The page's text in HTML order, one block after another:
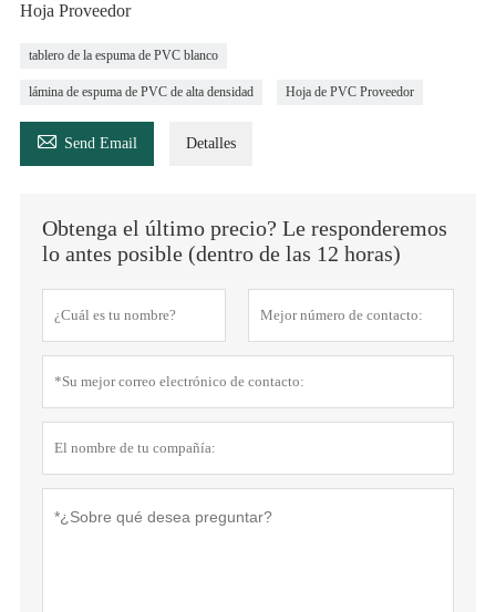
Hoja Proveedor
tablero de la espuma de PVC blanco
lámina de espuma de PVC de alta densidad Hoja de PVC Proveedor
 Send Email Detalles
Obtenga el último precio? Le responderemos
lo antes posible (dentro de las 12 horas)